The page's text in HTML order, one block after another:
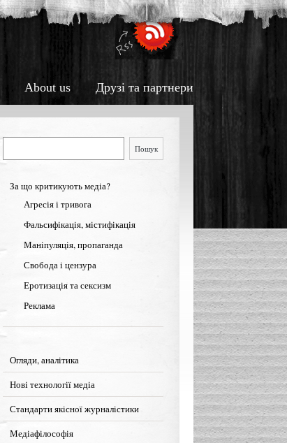
About us Друзі та партнери
Пошук
За що критикують медіа?
Агресія і тривога
Фальсифікація, містифікація
Маніпуляція, пропаганда
Свобода і цензура
Еротизація та сексизм
Реклама
Огляди, аналітика
Нові технології медіа
Стандарти якісної журналістики
Медіафілософія